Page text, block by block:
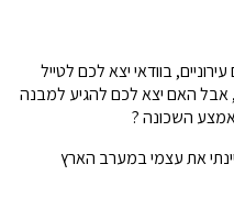
בוודאי יצא לכם לטייל
אבל האם יצא לכם להגיע למבנה
השכונה ?
את עצמי במערב הארץ